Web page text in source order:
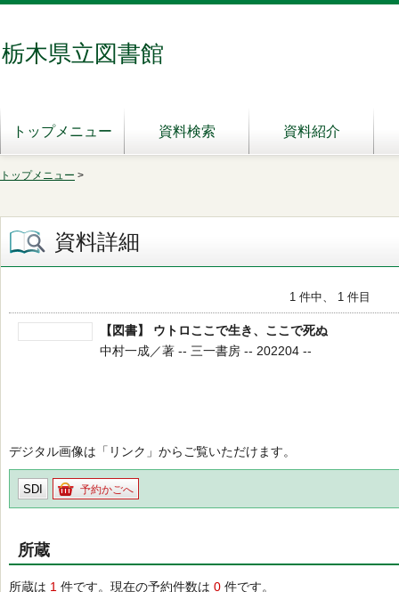
栃木県立図書館
トップメニュー 資料検索 資料紹介
トップメニュー >
資料詳細
1 件中、 1 件目
【図書】 ウトロここで生き、ここで死ぬ
中村一成／著 -- 三一書房 -- 202204 --
デジタル画像は「リンク」からご覧いただけます。
SDI 予約かごへ
所蔵
所蔵は 1 件です。現在の予約件数は 0 件です。